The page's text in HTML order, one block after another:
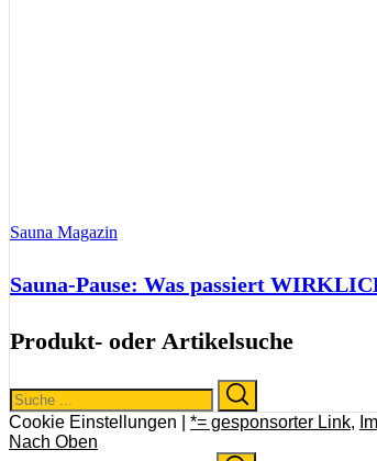
Sauna Magazin
Sauna-Pause: Was passiert
Produkt- oder Artikelsuche
Search
for:
Cookie Einstellungen | *= gesponsorter Link,
Nach Oben